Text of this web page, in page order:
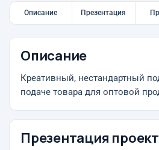
Описание Презентация
Описание
Креативный, нестандартный
подаче товара для оптовой
Презентация